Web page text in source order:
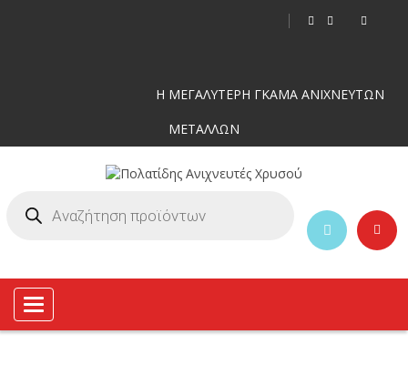
Η ΜΕΓΑΛΥΤΕΡΗ ΓΚΑΜΑ ΑΝΙΧΝΕΥΤΩΝ
ΜΕΤΑΛΛΩΝ
Toggle
navigation